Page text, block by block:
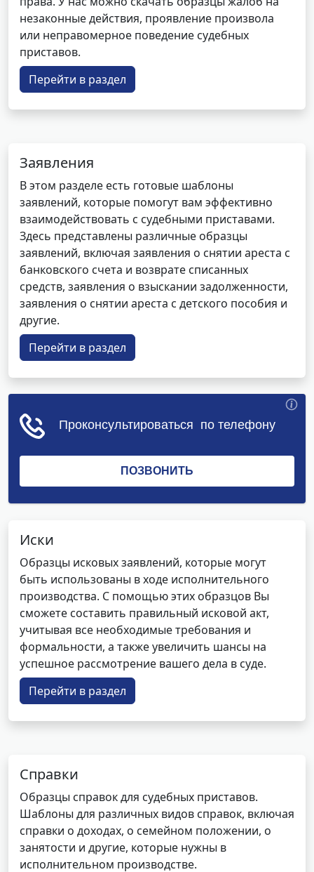
незаконные действия, проявление произвола
или неправомерное поведение судебных
приставов.
Перейти в раздел
Заявления
В этом разделе есть готовые шаблоны
заявлений, которые помогут вам эффективно
взаимодействовать с судебными приставами.
Здесь представлены различные образцы
заявлений, включая заявления о снятии ареста с
банковского счета и возврате списанных
средств, заявления о взыскании задолженности,
заявления о снятии ареста с детского пособия и
другие.
Перейти в раздел
Иски
Образцы исковых заявлений, которые могут
быть использованы в ходе исполнительного
производства. С помощью этих образцов Вы
сможете составить правильный исковой акт,
учитывая все необходимые требования и
формальности, а также увеличить шансы на
успешное рассмотрение вашего дела в суде.
Перейти в раздел
Справки
Образцы справок для судебных приставов.
Шаблоны для различных видов справок, включая
справки о доходах, о семейном положении, о
занятости и другие, которые нужны в
исполнительном производстве.